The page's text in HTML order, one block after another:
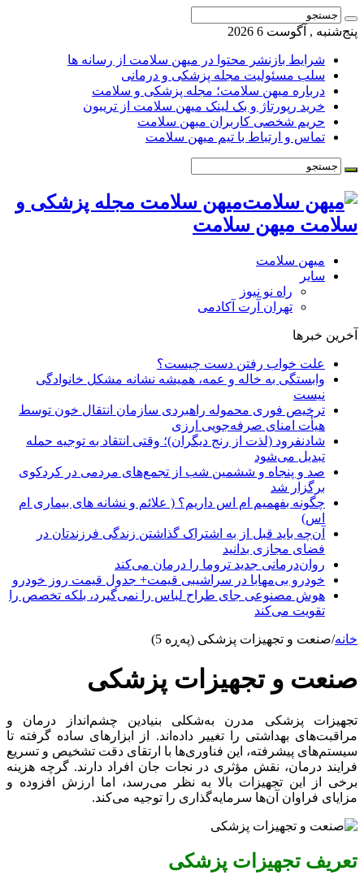
پنج‌شنبه , آگوست 6 2026
شرایط بازنشر محتوا در میهن سلامت از رسانه ها
سلب مسئولیت مجله پزشکی و درمانی
درباره میهن سلامت؛ مجله پزشکی و سلامت
خرید رپورتاژ و بک لینک میهن سلامت از تریبون
حریم شخصی کاربران میهن سلامت
تماس و ارتباط با تیم میهن سلامت
میهن سلامت مجله پزشکی و
سلامت میهن سلامت
میهن سلامت
سایر
راه نو نیوز
تهران آرت آکادمی
آخرین خبرها
علت خواب رفتن دست چیست؟
وابستگی به خاله و عمه، همیشه نشانه مشکل خانوادگی
نیست
ترخیص فوری محموله راهبردی سازمان انتقال خون توسط
هیأت امنای صرفه‌جویی ارزی
شادنفرود (لذت از رنج دیگران)؛ وقتی انتقاد به توجیه حمله
تبدیل می‌شود
صد و پنجاه‌ و ششمین شب از تجمع‌های مردمی در کردکوی
برگزار شد
چگونه بفهمیم ام اس داریم؟ ( علائم و نشانه های بیماری ام
اس)
آن‌چه باید قبل از به اشتراک گذاشتن زندگی فرزندتان در
فضای مجازی بدانید
روان‌درمانی جدید تروما را درمان می‌کند
خودرو بی‌مهابا در سراشیبی قیمت+ جدول قیمت روز خودرو
هوش مصنوعی جای طراح لباس را نمی‌گیرد، بلکه تخصص را
تقویت می‌کند
خانه/صنعت و تجهیزات پزشکی (پەڕە 5)
صنعت و تجهیزات پزشکی
تجهیزات پزشکی مدرن به‌شکلی بنیادین چشم‌انداز درمان و
مراقبت‌های بهداشتی را تغییر داده‌اند. از ابزارهای ساده گرفته تا
سیستم‌های پیشرفته، این فناوری‌ها با ارتقای دقت تشخیص و تسریع
فرایند درمان، نقش مؤثری در نجات جان افراد دارند. گرچه هزینه
برخی از این تجهیزات بالا به نظر می‌رسد، اما ارزش افزوده و
مزایای فراوان آن‌ها سرمایه‌گذاری را توجیه می‌کند.
تعریف تجهیزات پزشکی